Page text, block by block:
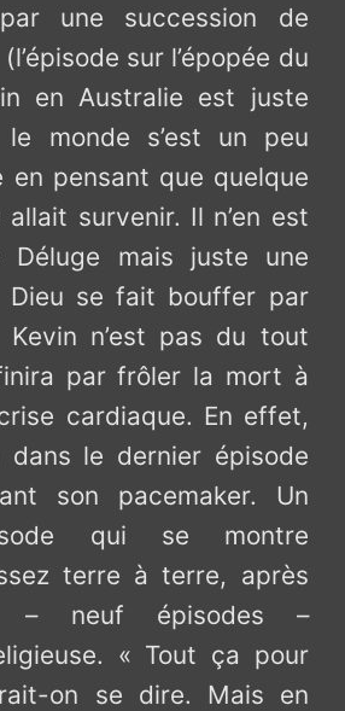
une succession de
sur l’épopée du
en Australie est juste
monde s’est un peu
en pensant que quelque
survenir. Il n’en est
Déluge mais juste une
Dieu se fait bouffer par
n’est pas du tout
par frôler la mort à
cardiaque. En effet,
dans le dernier épisode
son pacemaker. Un
qui se montre
terre à terre, après
– neuf épisodes –
« Tout ça pour
on se dire. Mais en